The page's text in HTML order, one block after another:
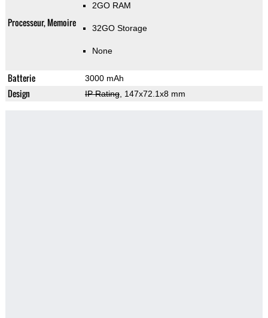
Processeur, Memoire
2GO RAM
32GO Storage
None
Batterie 3000 mAh
Design IP Rating, 147x72.1x8 mm